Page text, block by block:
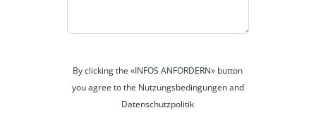
By clicking the «INFOS ANFORDERN» button
you agree to the Nutzungsbedingungen and
Datenschutzpolitik